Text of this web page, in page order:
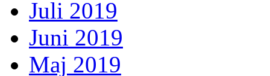
Juli 2019
Juni 2019
Maj 2019